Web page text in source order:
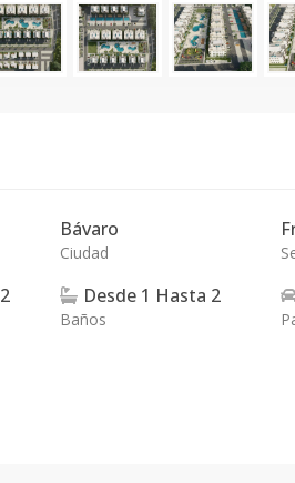
Bávaro
Ciudad
2 Desde 1 Hasta 2
Baños